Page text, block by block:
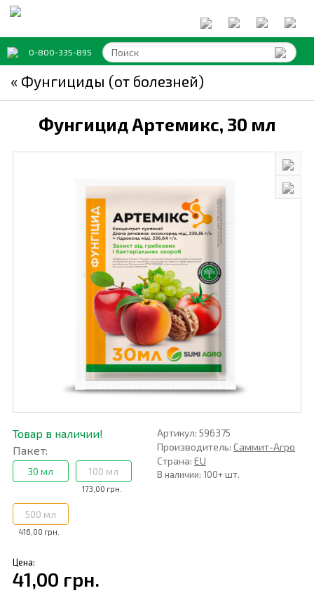
0-800-335-895
« Фунгициды (от болезней)
Фунгицид Артемикс, 30 мл
Товар в наличии!
Пакет:
30 мл
173,00 грн.
100 мл
416,00 грн.
500 мл
Артикул: 596375
Производитель: Саммит-Агро
Страна: EU
В наличии: 100+ шт.
Цена:
41,00 грн.